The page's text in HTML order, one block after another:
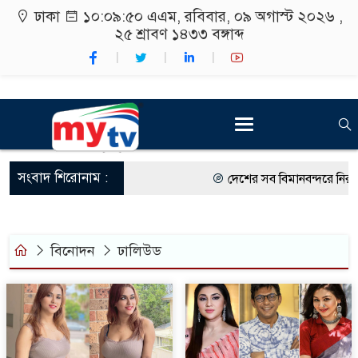
ঢাকা ১০:০৯:৫০ এএম, রবিবার, ০৯ অগাস্ট ২০২৬ ,
২৫ শ্রাবণ ১৪৩৩ বঙ্গাব্দ
সংবাদ শিরোনাম : দেশের সব বিমানবন্দরে
কর্মসূচীর শুভসূচনা।
বিভিন্ন বিশ্ববিদ্যালয়ের
রং ফর্সাকারী ৮ ব্র্যান্ডের
বিনোদন ঢালিউড